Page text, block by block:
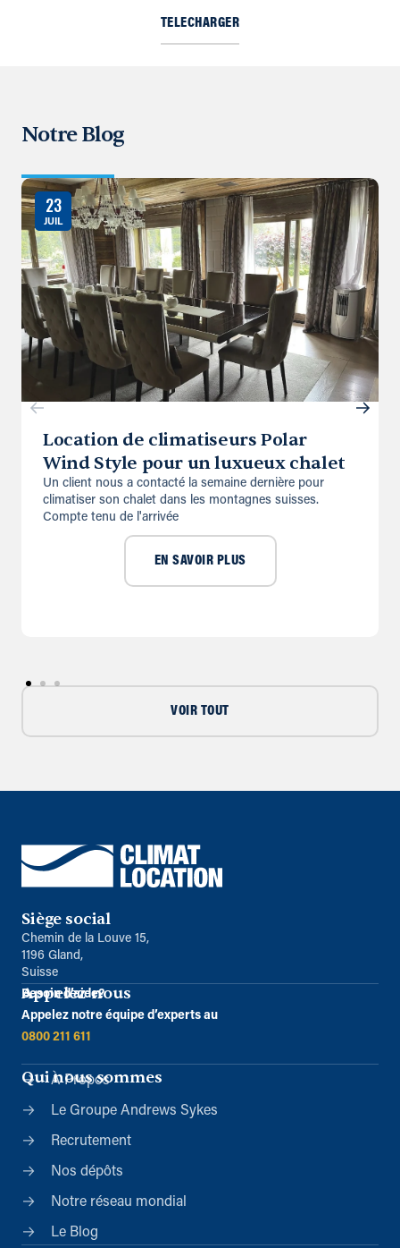
TELECHARGER
Notre Blog
23
JUIL
Location de climatiseurs Polar
Wind Style pour un luxueux chalet
Un client nous a contacté la semaine dernière pour
climatiser son chalet dans les montagnes suisses.
Compte tenu de l'arrivée
EN SAVOIR PLUS
VOIR TOUT
Siège social
Chemin de la Louve 15,
1196 Gland,
Suisse
Appelez-nous
Besoin d’aide?
Appelez notre équipe d’experts au
0800 211 611
Qui nous sommes
À Propos
Le Groupe Andrews Sykes
Recrutement
Nos dépôts
Notre réseau mondial
Le Blog